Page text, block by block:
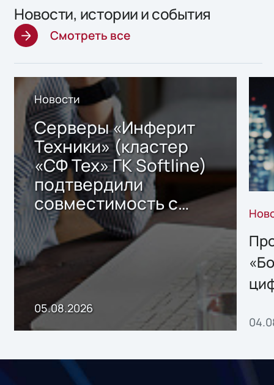
Новости, истории и события
Смотреть все
Новости
Серверы «Инферит
Техники» (кластер
«СФ Тех» ГК Softline)
подтвердили
совместимость с
решением Sharx
Storage 2.x для
хранения данных
05.08.2026